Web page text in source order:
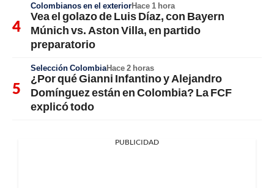
Colombianos en el exteriorHace 1 hora
Vea el golazo de Luis Díaz, con Bayern
Múnich vs. Aston Villa, en partido
preparatorio
Selección ColombiaHace 2 horas
¿Por qué Gianni Infantino y Alejandro
Domínguez están en Colombia? La FCF
explicó todo
PUBLICIDAD